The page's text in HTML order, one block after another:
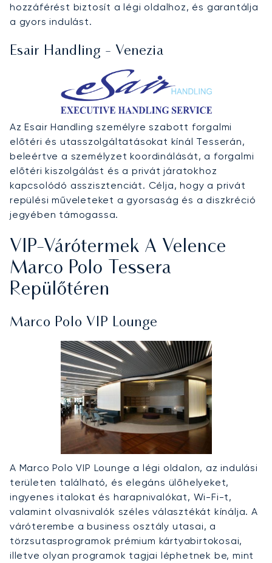
hozzáférést biztosít a légi oldalhoz, és garantálja
a gyors indulást.
Esair Handling - Venezia
Az Esair Handling személyre szabott forgalmi
előtéri és utasszolgáltatásokat kínál Tesserán,
beleértve a személyzet koordinálását, a forgalmi
előtéri kiszolgálást és a privát járatokhoz
kapcsolódó asszisztenciát. Célja, hogy a privát
repülési műveleteket a gyorsaság és a diszkréció
jegyében támogassa.
VIP-Várótermek A Velence
Marco Polo Tessera
Repülőtéren
Marco Polo VIP Lounge
A Marco Polo VIP Lounge a légi oldalon, az indulási
területen található, és elegáns ülőhelyeket,
ingyenes italokat és harapnivalókat, Wi-Fi-t,
valamint olvasnivalók széles választékát kínálja. A
váróterembe a business osztály utasai, a
törzsutasprogramok prémium kártyabirtokosai,
illetve olyan programok tagjai léphetnek be, mint